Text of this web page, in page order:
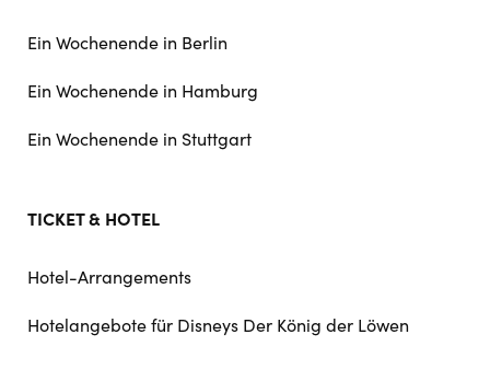
Ein Wochenende in Berlin
Ein Wochenende in Hamburg
Ein Wochenende in Stuttgart
TICKET & HOTEL
Hotel-Arrangements
Hotelangebote für Disneys Der König der Löwen